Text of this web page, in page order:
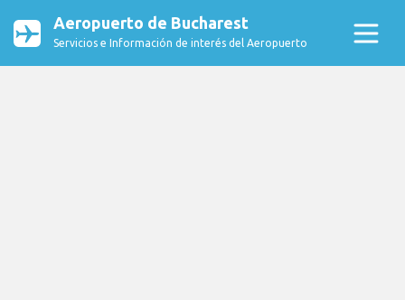
Aeropuerto de Bucharest
Servicios e Información de interés del Aeropuerto